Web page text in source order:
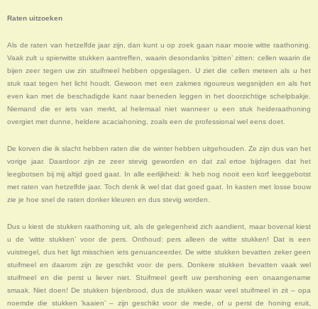
Raten uitzoeken
Als de raten van hetzelfde jaar zijn, dan kunt u op zoek gaan naar mooie witte raathoning.
Vaak zult u spierwitte stukken aantreffen, waarin desondanks ‘pitten’ zitten: cellen waarin de
bijen zeer tegen uw zin stuifmeel hebben opgeslagen. U ziet die cellen meteen als u het
stuk raat tegen het licht houdt. Gewoon met een zakmes rigoureus wegsnijden en als het
even kan met de beschadigde kant naar beneden leggen in het doorzichtige schelpbakje.
Niemand die er iets van merkt, al helemaal niet wanneer u een stuk heideraathoning
overgiet met dunne, heldere acaciahoning, zoals een de professional wel eens doet.
De korven die ik slacht hebben raten die de winter hebben uitgehouden. Ze zijn dus van het
vorige jaar. Daardoor zijn ze zeer stevig geworden en dat zal ertoe bijdragen dat het
leegbotsen bij mij altijd goed gaat. In alle eerlijkheid: ik heb nog nooit een korf leeggebotst
met raten van hetzelfde jaar. Toch denk ik wel dat dat goed gaat. In kasten met losse bouw
zie je hoe snel de raten donker kleuren en dus stevig worden.
Dus u kiest de stukken raathoning uit, als de gelegenheid zich aandient, maar bovenal kiest
u de ‘witte stukken’ voor de pers. Onthoud: pers alleen de witte stukken! Dat is een
vuistregel, dus het ligt misschien iets genuanceerder. De witte stukken bevatten zeker geen
stuifmeel en daarom zijn ze geschikt voor de pers. Donkere stukken bevatten vaak wel
stuifmeel en die perst u liever niet. Stuifmeel geeft uw pershoning een onaangename
smaak. Niet doen! De stukken bijenbrood, dus de stukken waar veel stuifmeel in zit – opa
noemde die stukken ‘kaaien’ – zijn geschikt voor de mede, of u perst de honing eruit,